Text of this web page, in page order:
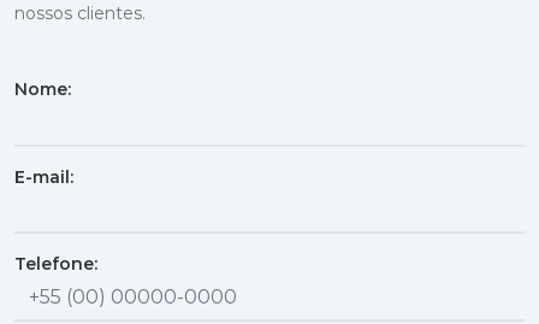
nossos clientes.
Nome:
E-mail:
Telefone: